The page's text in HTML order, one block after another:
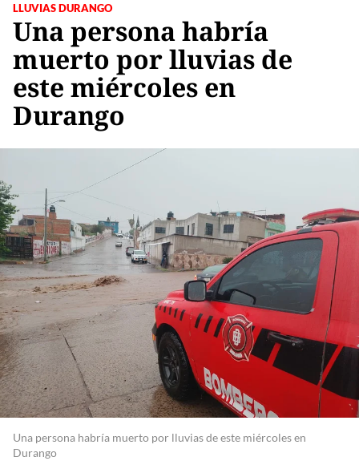
LLUVIAS DURANGO
Una persona habría
muerto por lluvias de
este miércoles en
Durango
Una persona habría muerto por lluvias de este miércoles en
Durango